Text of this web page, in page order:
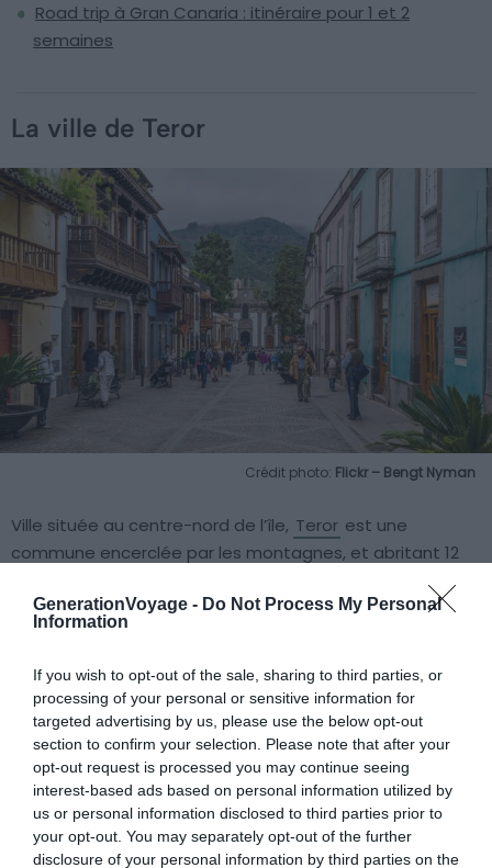
GenerationVoyage - Do Not Process My Personal
Information
If you wish to opt-out of the sale, sharing to third parties, or
processing of your personal or sensitive information for
targeted advertising by us, please use the below opt-out
section to confirm your selection. Please note that after your
opt-out request is processed you may continue seeing
interest-based ads based on personal information utilized by
us or personal information disclosed to third parties prior to
your opt-out. You may separately opt-out of the further
disclosure of your personal information by third parties on the
Road trip à Gran Canaria : itinéraire pour 1 et 2
semaines
La ville de Teror
Crédit photo: Flickr – Bengt Nyman
Ville située au centre-nord de l’île, Teror est une
commune encerclée par les montagnes, et abritant 12
600 habitants (2014). Elle est surtout connu pour sa
vierge, trônant à laBasilia Nuestra Señora del Pino.
Cette vierge représente la patronne de Grande Canarie
toute l’île.
Riche en histoire et en culture, belle de part son
architecture typique et authentique, Teror promet une
excursion depuis Las Palmas, pleine de surprises et de
découvertes !